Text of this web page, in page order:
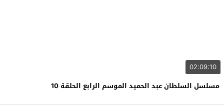
02:09:10
مسلسل السلطان عبد الحميد الموسم الرابع الحلقة 10